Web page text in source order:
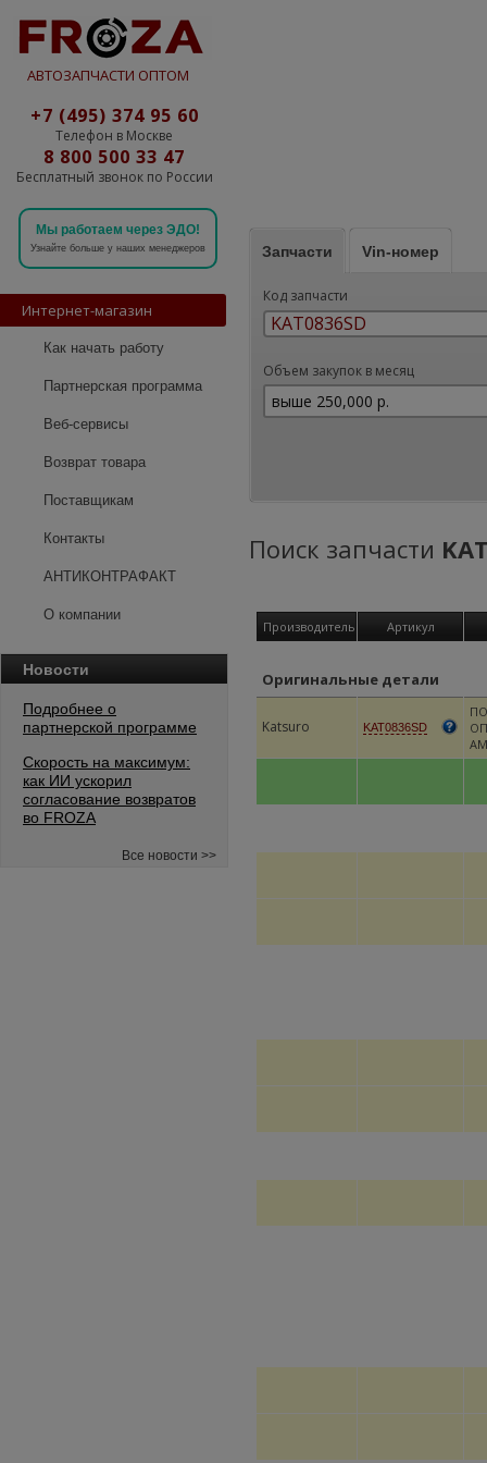
АВТОЗАПЧАСТИ ОПТОМ
+7 (495) 374 95 60
Телефон в Москве
8 800 500 33 47
Бесплатный звонок по России
Мы работаем через ЭДО!
Узнайте больше у наших менеджеров
Интернет-магазин
Как начать работу
Партнерская программа
Веб-сервисы
Возврат товара
Поставщикам
Контакты
АНТИКОНТРАФАКТ
О компании
Новости
Подробнее о
партнерской программе
Скорость на максимум:
как ИИ ускорил
согласование возвратов
во FROZA
Все новости >>
Запчасти Vin-номер
Код запчасти
Объем закупок в месяц
Поиск запчасти
Производитель Артикул
Оригинальные детали
Katsuro KAT0836SD